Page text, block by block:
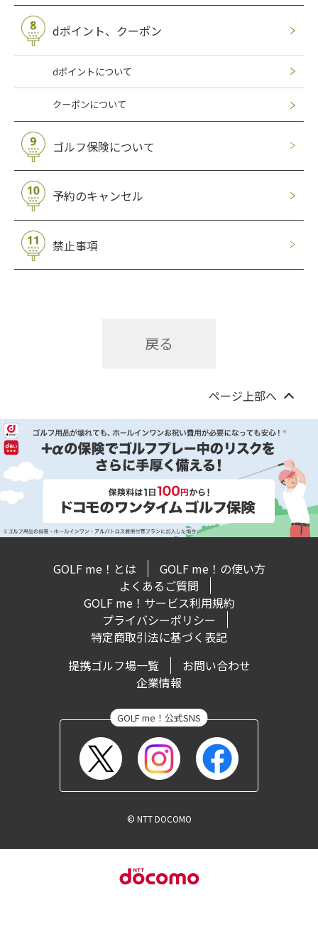
dポイント、クーポン
dポイントについて
クーポンについて
ゴルフ保険について
予約のキャンセル
禁止事項
戻る
ページ上部へ
GOLF me！とは
GOLF me！の使い方
よくあるご質問
GOLF me！サービス利用規約
プライバシーポリシー
特定商取引法に基づく表記
提携ゴルフ場一覧
お問い合わせ
企業情報
© NTT DOCOMO